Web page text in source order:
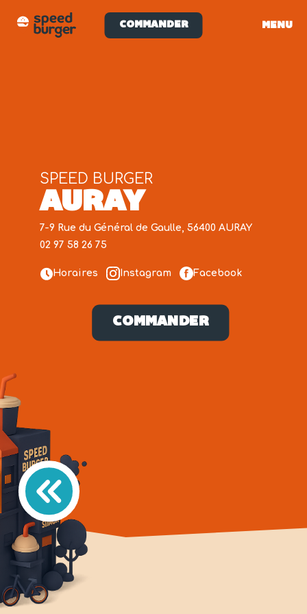
COMMANDER MENU
AURAY
SPEED BURGER
7-9 Rue du Général de Gaulle, 56400 AURAY
02 97 58 26 75
Horaires Instagram Facebook
COMMANDER